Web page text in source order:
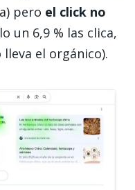
pero el click no
un 6,9 % las clica,
lleva el orgánico).